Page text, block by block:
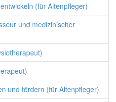
(für Altenpfleger)
und medizinischer
und fördern (für Altenpfleger)